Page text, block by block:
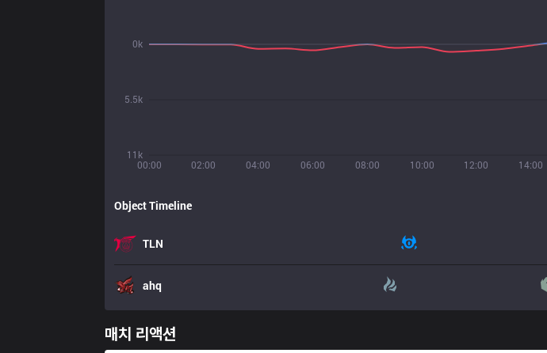
00:00 02:00 04:00 06:00 08:00 10:00 12:00 14:00
11k
5.5k
0k
Object Timeline
TLN
ahq
매치 리액션